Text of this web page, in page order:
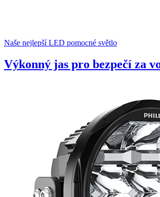
Naše nejlepší LED pomocné světlo
Výkonný jas pro bezpečí za